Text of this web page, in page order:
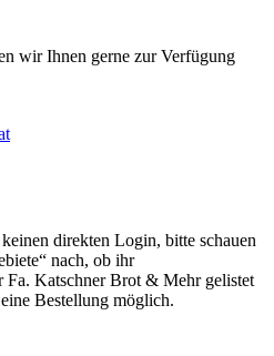
wir Ihnen gerne zur Verfügung
direkten Login, bitte schauen
nach, ob ihr
Fa. Katschner Brot & Mehr gelistet
Bestellung möglich.